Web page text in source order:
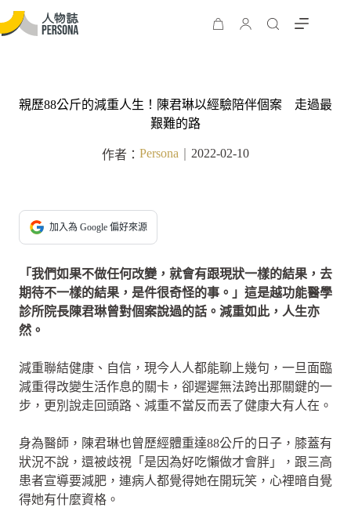
親歷88公斤的減重人生！陳君琳以經驗陪伴個案 走過最
艱難的路
作者： Persona 2022-02-10
加入為 Google 偏好來源
「我們如果不做任何改變，就會有跟現狀一樣的結果，去
期待不一樣的結果，是件很奇怪的事。」這是越功能醫學
診所院長陳君琳曾對個案說過的話。減重如此，人生亦
然。
減重聯結健康、自信，現今人人都能聊上幾句，一旦面臨
減重得改變生活作息的關卡，卻遲遲無法跨出那關鍵的一
步，更別說走回頭路、減重不當反而丟了健康大有人在。
身為醫師，陳君琳也曾歷經體重達88公斤的日子，膝蓋有
狀況不說，還被歧視「是因為好吃懶做才會胖」，跟三高
患者宣導要減肥，連病人都覺得她在開玩笑，心裡暗自覺
得她有什麼資格。